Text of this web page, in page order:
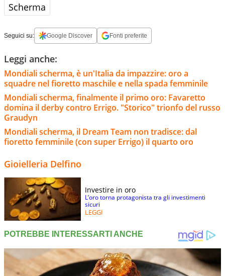
Scherma
Seguici su: Google Discover Fonti preferite
Leggi anche:
Mondiali scherma, è un'Italia da impazzire: oro a
squadre nel fioretto maschile e nella spada femminile
Mondiali scherma, finalmente il primo oro: Favaretto
domina il derby contro Errigo. "Storico" trionfo del russo
Graudyn
Mondiali scherma, il Dream Team non tradisce: dal
fioretto femminile (con super Errigo) il quarto oro
Gioielleria Delfino
Investire in oro
L’oro torna protagonista tra gli investimenti
sicuri
LEGGI